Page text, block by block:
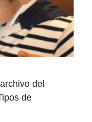
del
de